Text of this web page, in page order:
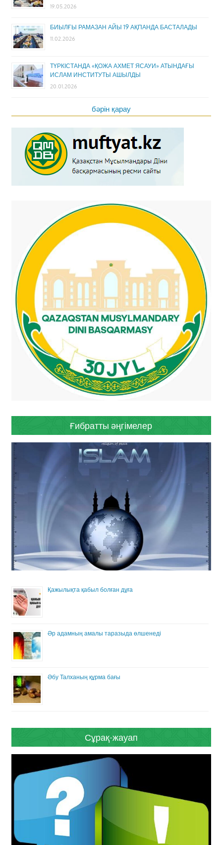
19.05.2026
БИЫЛҒЫ РАМАЗАН АЙЫ 19 АҚПАНДА БАСТАЛАДЫ
11.02.2026
ТҮРКІСТАНДА «ҚОЖА АХМЕТ ЯСАУИ» АТЫНДАҒЫ
ИСЛАМ ИНСТИТУТЫ АШЫЛДЫ
20.01.2026
бәрін қарау
Ғибратты әңгімелер
Қажылықта қабыл болған дұға
Әр адамның амалы таразыда өлшенеді
Әбу Талханың құрма бағы
Сұрақ-жауап